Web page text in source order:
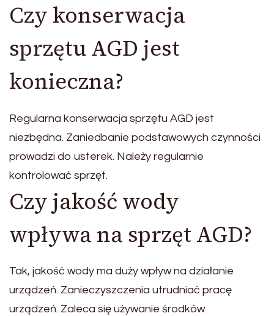
Czy konserwacja
sprzętu AGD jest
konieczna?
Regularna konserwacja sprzętu AGD jest
niezbędna. Zaniedbanie podstawowych czynności
prowadzi do usterek. Należy regularnie
kontrolować sprzęt.
Czy jakość wody
wpływa na sprzęt AGD?
Tak, jakość wody ma duży wpływ na działanie
urządzeń. Zanieczyszczenia utrudniać pracę
urządzeń. Zaleca się używanie środków